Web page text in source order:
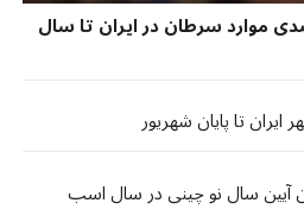
افزایش ۱۱۵ درصدی موارد سرطان در ایران تا سال
آیین سال نو چینی در سال اسب